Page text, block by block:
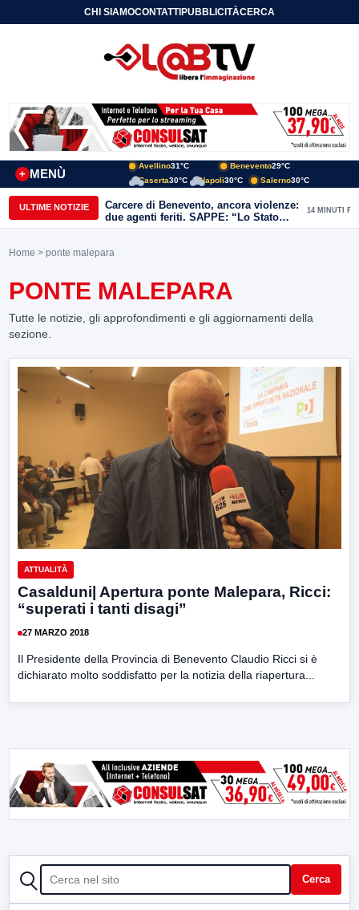
CHI SIAMOCONTATTIPUBBLICITÀCERCA
MENÙ
+
Avellino31°C Benevento29°C
Caserta30°C Napoli30°C Salerno30°C
ULTIME NOTIZIE
Carcere di Benevento, ancora violenze:
due agenti feriti. SAPPE: “Lo Stato
non può arretrare”
14 MINUTI FA
Home > ponte malepara
PONTE MALEPARA
Tutte le notizie, gli approfondimenti e gli aggiornamenti della
sezione.
ATTUALITÀ
Casalduni| Apertura ponte Malepara, Ricci:
“superati i tanti disagi”
27 MARZO 2018
Il Presidente della Provincia di Benevento Claudio Ricci si è
dichiarato molto soddisfatto per la notizia della riapertura...
CERCA Cerca